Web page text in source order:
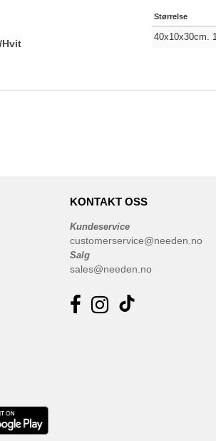
Hvit
Størrelse
40x10x30cm.
KONTAKT OSS
Kundeservice
customerservice@needen.no
Salg
sales@needen.no